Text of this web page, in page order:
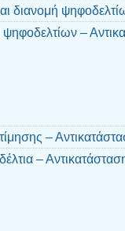
διανομή
–
–
–